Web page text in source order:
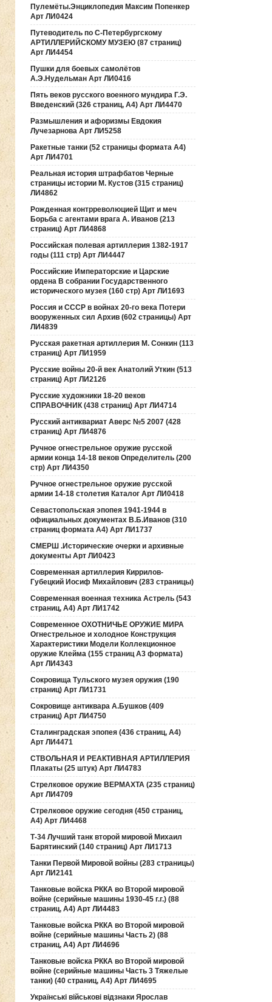
Пулемёты.Энциклопедия Максим Попенкер
Арт ЛИ0424
Путеводитель по С-Петербургскому
АРТИЛЛЕРИЙСКОМУ МУЗЕЮ (87 страниц)
Арт ЛИ4454
Пушки для боевых самолётов
А.Э.Нудельман Арт ЛИ0416
Пять веков русского военного мундира Г.Э.
Введенский (326 страниц, А4) Арт ЛИ4470
Размышления и афоризмы Евдокия
Лучезарнова Арт ЛИ5258
Ракетные танки (52 страницы формата А4)
Арт ЛИ4701
Реальная история штрафбатов Черные
страницы истории М. Кустов (315 страниц)
ЛИ4862
Рожденная контрреволюцией Щит и меч
Борьба с агентами врага А. Иванов (213
страниц) Арт ЛИ4868
Российская полевая артиллерия 1382-1917
годы (111 стр) Арт ЛИ4447
Российские Императорские и Царские
ордена В собрании Государственного
исторического музея (160 стр) Арт ЛИ1693
Россия и СССР в войнах 20-го века Потери
вооруженных сил Архив (602 страницы) Арт
ЛИ4839
Русская ракетная артиллерия М. Сонкин (113
страниц) Арт ЛИ1959
Русские войны 20-й век Анатолий Уткин (513
страниц) Арт ЛИ2126
Русские художники 18-20 веков
СПРАВОЧНИК (438 страниц) Арт ЛИ4714
Русский антиквариат Аверс №5 2007 (428
страниц) Арт ЛИ4876
Ручное огнестрельное оружие русской
армии конца 14-18 веков Определитель (200
стр) Арт ЛИ4350
Ручное огнестрельное оружие русской
армии 14-18 столетия Каталог Арт ЛИ0418
Севастопольская эпопея 1941-1944 в
официальных документах В.Б.Иванов (310
страниц формата А4) Арт ЛИ1737
СМЕРШ .Исторические очерки и архивные
документы Арт ЛИ0423
Современная артиллерия Киррилов-
Губецкий Иосиф Михайлович (283 страницы)
Современная военная техника Астрель (543
страниц, А4) Арт ЛИ1742
Современное ОХОТНИЧЬЕ ОРУЖИЕ МИРА
Огнестрельное и холодное Конструкция
Характеристики Модели Коллекционное
оружие Клейма (155 страниц А3 формата)
Арт ЛИ4343
Сокровища Тульского музея оружия (190
cтраниц) Арт ЛИ1731
Сокровище антиквара А.Бушков (409
страниц) Арт ЛИ4750
Сталинградская эпопея (436 страниц, А4)
Арт ЛИ4471
СТВОЛЬНАЯ И РЕАКТИВНАЯ АРТИЛЛЕРИЯ
Плакаты (25 штук) Арт ЛИ4783
Стрелковое оружие ВЕРМАХТА (235 страниц)
Арт ЛИ4709
Стрелковое оружие сегодня (450 страниц,
А4) Арт ЛИ4468
Т-34 Лучший танк второй мировой Михаил
Барятинский (140 страниц) Арт ЛИ1713
Танки Первой Мировой войны (283 страницы)
Арт ЛИ2141
Танковые войска РККА во Второй мировой
войне (серийные машины 1930-45 г.г.) (88
страниц, А4) Арт ЛИ4483
Танковые войска РККА во Второй мировой
войне (серийные машины Часть 2) (88
страниц, А4) Арт ЛИ4696
Танковые войска РККА во Второй мировой
войне (серийные машины Часть 3 Тяжелые
танки) (40 страниц, А4) Арт ЛИ4695
Українські військові відзнаки Ярослав